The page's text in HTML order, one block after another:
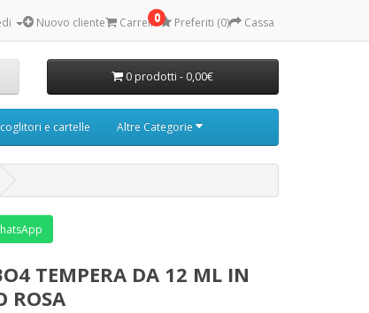
Nuovo cliente 0
Carrello Preferiti (0) Cassa
0 prodotti - 0,00€
e cartelle Altre Categorie
TEMPERA DA 12 ML IN
ROSA